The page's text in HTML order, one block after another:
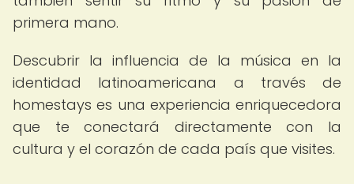
primera mano.
Descubrir la influencia de la música en la
identidad latinoamericana a través de
homestays es una experiencia enriquecedora
que te conectará directamente con la
cultura y el corazón de cada país que visites.